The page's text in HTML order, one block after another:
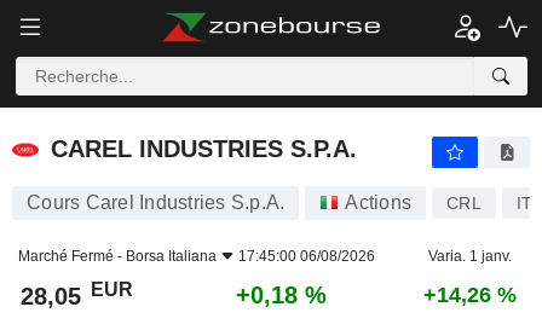
CAREL INDUSTRIES S.P.A.
CAREL INDUSTRIES S.P.A.
Cours Carel Industries S.p.A. Actions CRL
Marché Fermé - Borsa Italiana 17:45:00 06/08/2026 Varia. 1 janv.
28,05 EUR +0,18 % +14,26 %